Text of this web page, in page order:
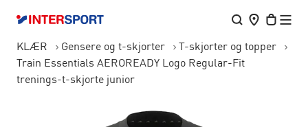
KLÆR Gensere og t-skjorter
T-skjorter og topper
Train Essentials AEROREADY Logo Regular-Fit
trenings-t-skjorte junior